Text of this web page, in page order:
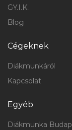
Gyakornok
GY.I.K.
Blog
Cégeknek
Diákmunkáról
Kapcsolat
Egyéb
Diákmunka